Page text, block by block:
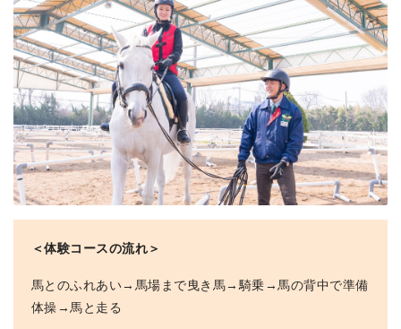
＜体験コースの流れ＞
馬とのふれあい→馬場まで曳き馬→騎乗→馬の背中で準備
体操→馬と走る